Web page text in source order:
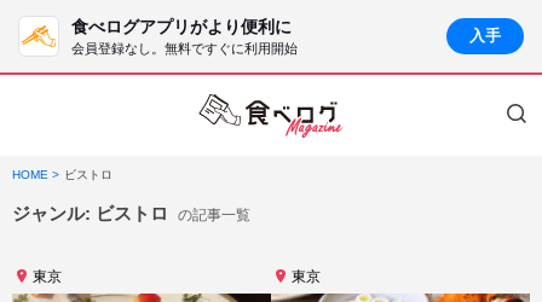
食べログアプリがより便利に
会員登録なし。無料ですぐに利用開始
入手
HOME ビストロ
ジャンル: ビストロ の記事一覧
東京 東京